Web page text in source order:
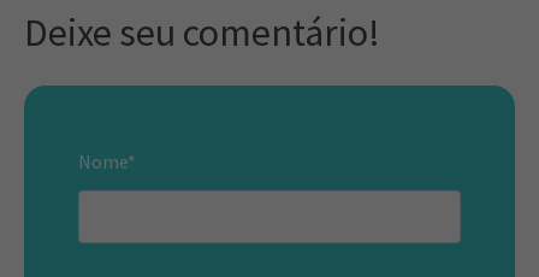
Deixe seu comentário!
Nome*